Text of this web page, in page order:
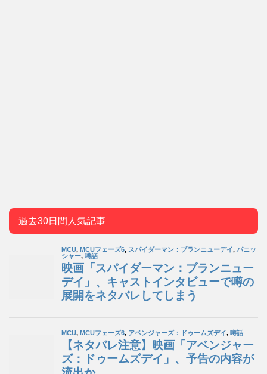
過去30日間人気記事